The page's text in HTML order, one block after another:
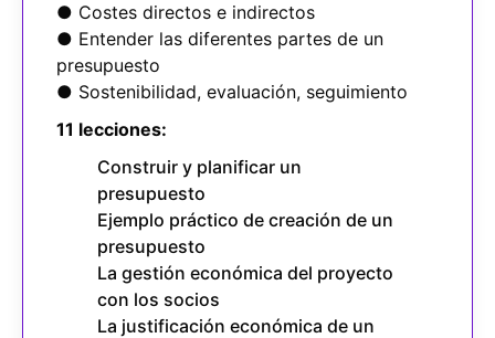
● Costes directos e indirectos
● Entender las diferentes partes de un
presupuesto
● Sostenibilidad, evaluación, seguimiento
11 lecciones:
Construir y planificar un
presupuesto
Ejemplo práctico de creación de un
presupuesto
La gestión económica del proyecto
con los socios
La justificación económica de un